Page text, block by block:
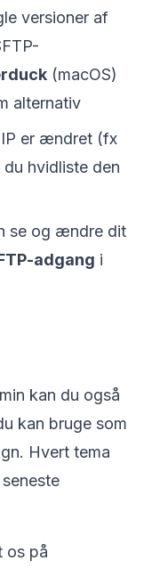
versioner af
(macOS)
alternativ
er ændret (fx
hvidliste den
se og ændre dit
adgang i
kan du også
kan bruge som
Hvert tema
os på